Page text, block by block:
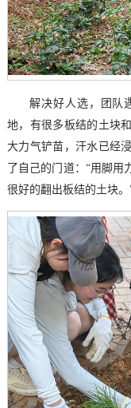
解决好人选，团队
地，有很多板结的土块
大力气铲苗，汗水已经
了自己的门道：“用脚
很好的翻出板结的土块。